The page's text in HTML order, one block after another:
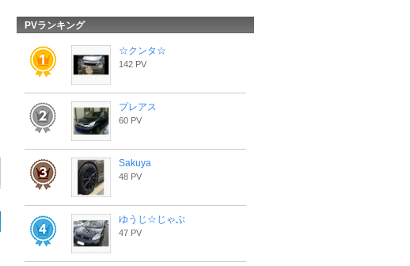
PVランキング
☆クンタ☆
142 PV
プレアス
60 PV
Sakuya
48 PV
ゆうじ☆じゃぶ
47 PV